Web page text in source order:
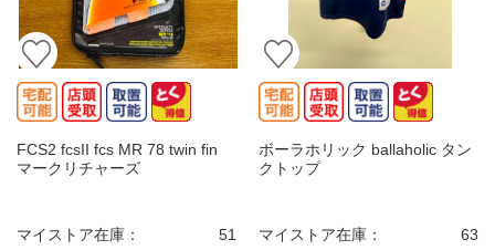
FCS2 fcsII fcs MR 78 twin fin
マークリチャーズ
マイストア在庫： 51
ボーラホリック ballaholic タン
クトップ
マイストア在庫： 63